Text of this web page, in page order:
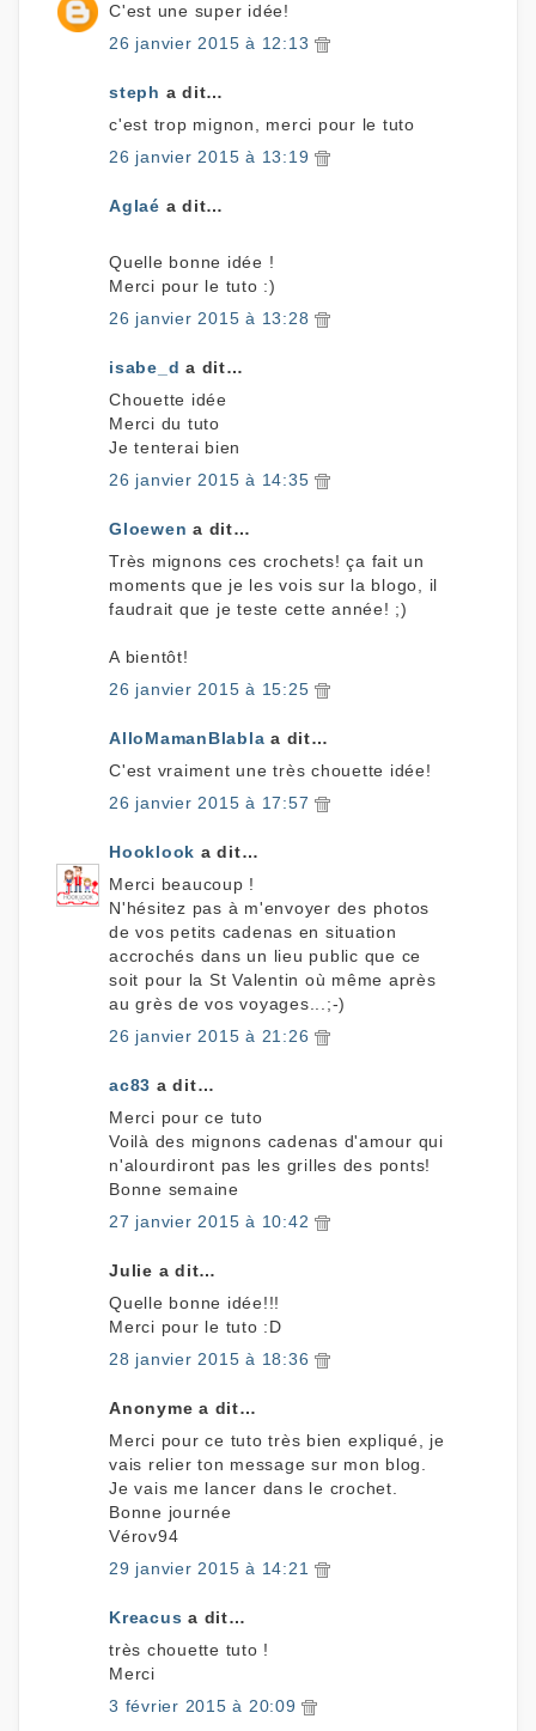
C'est une super idée!
26 janvier 2015 à 12:13
steph a dit…
c'est trop mignon, merci pour le tuto
26 janvier 2015 à 13:19
Aglaé a dit…
Quelle bonne idée !
Merci pour le tuto :)
26 janvier 2015 à 13:28
isabe_d a dit…
Chouette idée
Merci du tuto
Je tenterai bien
26 janvier 2015 à 14:35
Gloewen a dit…
Très mignons ces crochets! ça fait un
moments que je les vois sur la blogo, il
faudrait que je teste cette année! ;)
A bientôt!
26 janvier 2015 à 15:25
AlloMamanBlabla a dit…
C'est vraiment une très chouette idée!
26 janvier 2015 à 17:57
Hooklook a dit…
Merci beaucoup !
N'hésitez pas à m'envoyer des photos
de vos petits cadenas en situation
accrochés dans un lieu public que ce
soit pour la St Valentin où même après
au grès de vos voyages...;-)
26 janvier 2015 à 21:26
ac83 a dit…
Merci pour ce tuto
Voilà des mignons cadenas d'amour qui
n'alourdiront pas les grilles des ponts!
Bonne semaine
27 janvier 2015 à 10:42
Julie a dit…
Quelle bonne idée!!!
Merci pour le tuto :D
28 janvier 2015 à 18:36
Anonyme a dit…
Merci pour ce tuto très bien expliqué, je
vais relier ton message sur mon blog.
Je vais me lancer dans le crochet.
Bonne journée
Vérov94
29 janvier 2015 à 14:21
Kreacus a dit…
très chouette tuto !
Merci
3 février 2015 à 20:09